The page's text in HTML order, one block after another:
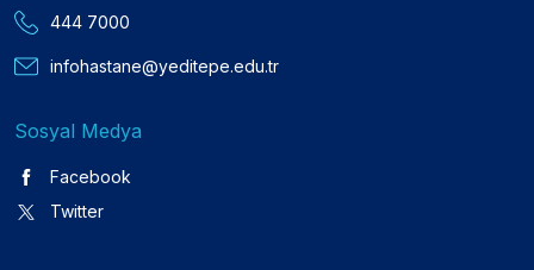
444 7000
infohastane@yeditepe.edu.tr
Sosyal Medya
Facebook
Twitter